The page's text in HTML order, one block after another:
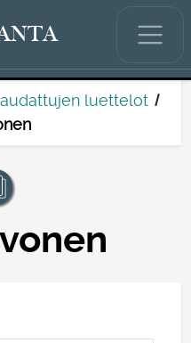
luettelot